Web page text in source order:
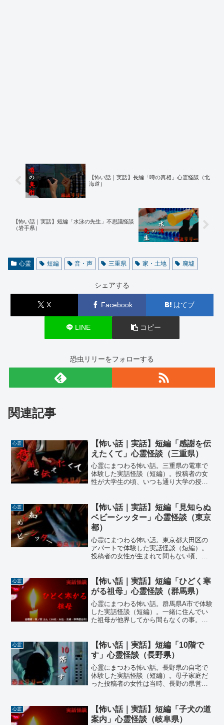
【怖い話｜実話】長編「噂の真相」心霊怪談（北
海道）
【怖い話｜実話】短編「水泳の先生」不思議怪談
（岩手県）
心霊 短編 音・声 三重県 家・土地 廃墟
シェアする
X Facebook はてブ
LINE コピー
恐虫リリーをフォローする
関連記事
心霊
【怖い話｜実話】短編「感謝を伝
えたくて」心霊怪談（三重県）
心霊にまつわる怖い話。三重県の電車で
体験した実話怪談（短編）。投稿者の女
性が大学生の頃、いつも通り大学の授業
らない。手持ちのティッシュも尽きてし
まい困り果てていると…
心霊
【怖い話｜実話】短編「見知らぬ
ベビーシッター」心霊怪談（東京
都）
心霊にまつわる怖い話。東京都大田区の
アパートで体験した実話怪談（短編）。
投稿者の女性が生まれて間もない頃、一
家族三人でゆっくり過ごしていると…
心霊
【怖い話｜実話】短編「ひどく寒
がる祖母」心霊怪談（群馬県）
心霊にまつわる怖い話。群馬県A市で体験
した実話怪談（短編）。一緒に住んでい
た祖母が他界してから間もなくの事。誰
恐る風呂場を確認するが…やはり誰もい
ない。その日の夜、亡くなった祖母の夢
を見た…
心霊
【怖い話｜実話】短編「10階で
す」心霊怪談（長野県）
心霊にまつわる怖い話。長野県の自宅で
体験した実話怪談（短編）。母子家庭だ
った投稿者の女性は当時、長野の県営住
があり、暑い夜なんかに開けておくとエ
レベーターの止まる音が聞こえて…
心霊
【怖い話｜実話】短編「子犬の道
案内」心霊怪談（岐阜県）